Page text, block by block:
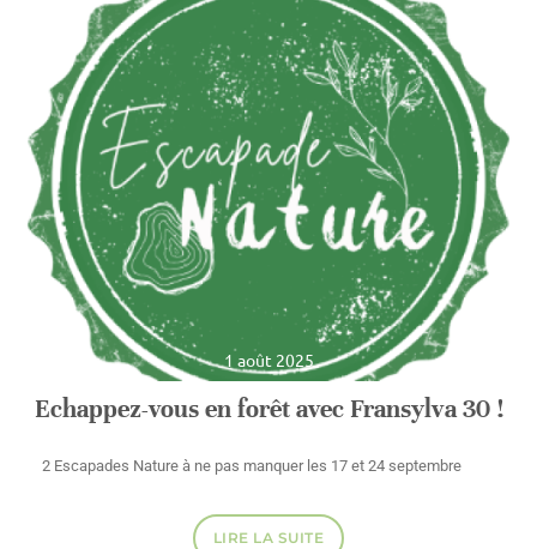
1 août 2025
Echappez-vous en forêt avec Fransylva 30 !
2 Escapades Nature à ne pas manquer les 17 et 24 septembre
LIRE LA SUITE